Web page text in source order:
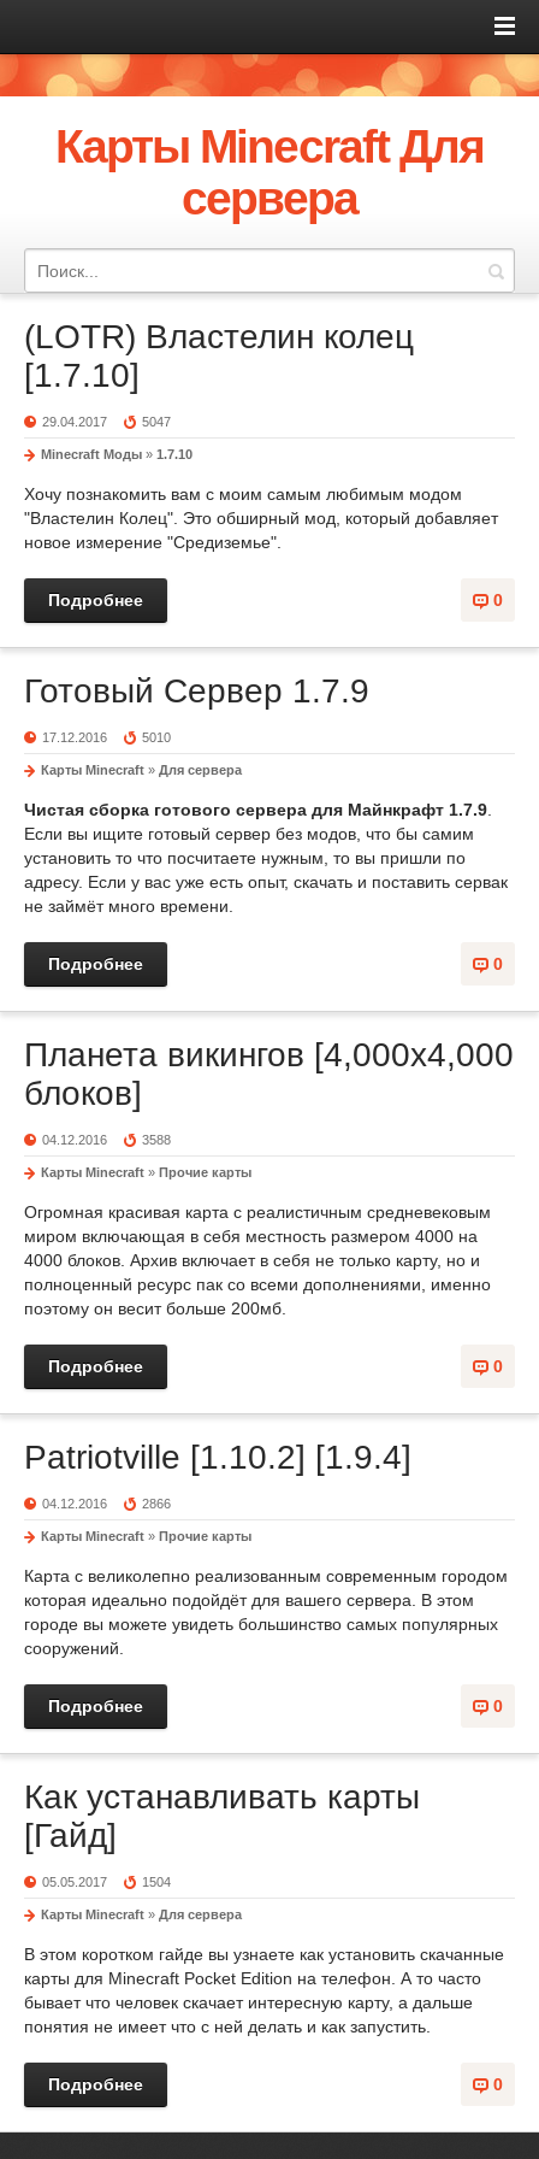
Карты Minecraft Для
сервера
(LOTR) Властелин колец
[1.7.10]
29.04.2017 5047
Minecraft Моды » 1.7.10
Хочу познакомить вам с моим самым любимым модом
"Властелин Колец". Это обширный мод, который добавляет
новое измерение "Средиземье".
0
Подробнее
Готовый Сервер 1.7.9
17.12.2016 5010
Карты Minecraft » Для сервера
Чистая сборка готового сервера для Майнкрафт 1.7.9
Если вы ищите готовый сервер без модов, что бы самим
установить то что посчитаете нужным, то вы пришли по
адресу. Если у вас уже есть опыт, скачать и поставить сервак
не займёт много времени.
0
Подробнее
Планета викингов [4,000x4,000
блоков]
04.12.2016 3588
Карты Minecraft » Прочие карты
Огромная красивая карта с реалистичным средневековым
миром включающая в себя местность размером 4000 на
4000 блоков. Архив включает в себя не только карту, но и
полноценный ресурс пак со всеми дополнениями, именно
поэтому он весит больше 200мб.
0
Подробнее
Patriotville [1.10.2] [1.9.4]
04.12.2016 2866
Карты Minecraft » Прочие карты
Карта с великолепно реализованным современным городом
которая идеально подойдёт для вашего сервера. В этом
городе вы можете увидеть большинство самых популярных
сооружений.
0
Подробнее
Как устанавливать карты
[Гайд]
05.05.2017 1504
Карты Minecraft » Для сервера
В этом коротком гайде вы узнаете как установить скачанные
карты для Minecraft Pocket Edition на телефон. А то часто
бывает что человек скачает интересную карту, а дальше
понятия не имеет что с ней делать и как запустить.
0
Подробнее